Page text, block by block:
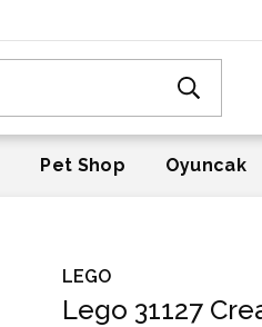
Pet Shop Oyuncak
LEGO
Lego 31127